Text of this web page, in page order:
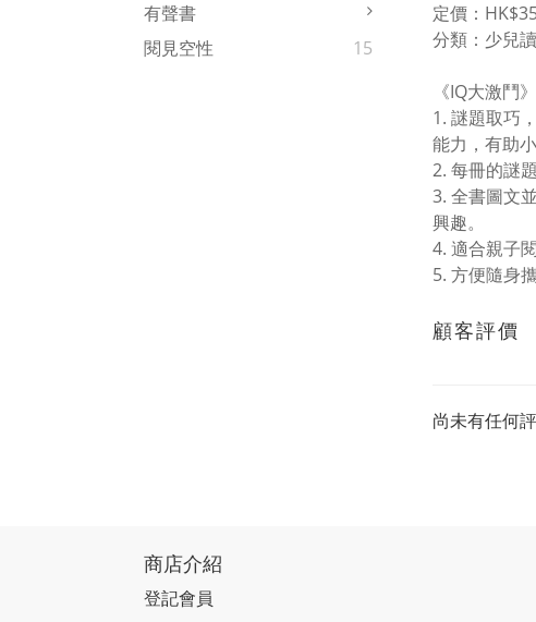
有聲書
閱見空性
15
定價：
分類：少兒
《IQ大激鬥
1. 謎題取巧
能力，有助
2. 每冊的謎
3. 全書圖文
興趣。
4. 適合親子
5. 方便隨身
顧客評價
尚未有任何
商店介紹
登記會員